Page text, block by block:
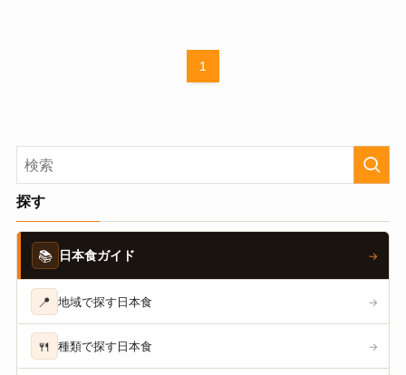
1
探す
📚 日本食ガイド →
📍 地域で探す日本食 →
🍴 種類で探す日本食 →